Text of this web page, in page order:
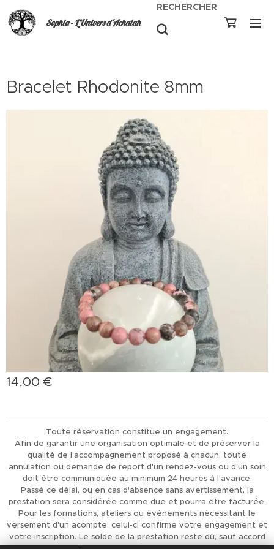
Sophia - L'Univers d'Achaiah
RECHERCHER
Bracelet Rhodonite 8mm
14,00 €
Toute réservation constitue un engagement.
Afin de garantir une organisation optimale et de préserver la
qualité de l'accompagnement proposé à chacun, toute
annulation ou demande de report d'un rendez-vous ou d'un soin
doit être communiquée au minimum 24 heures à l'avance.
Passé ce délai, ou en cas d'absence sans avertissement, la
prestation sera considérée comme due et pourra être facturée.
Pour les formations, ateliers ou événements nécessitant le
versement d'un acompte, celui-ci confirme votre engagement et
votre inscription. Le solde de la prestation reste dû, sauf accord